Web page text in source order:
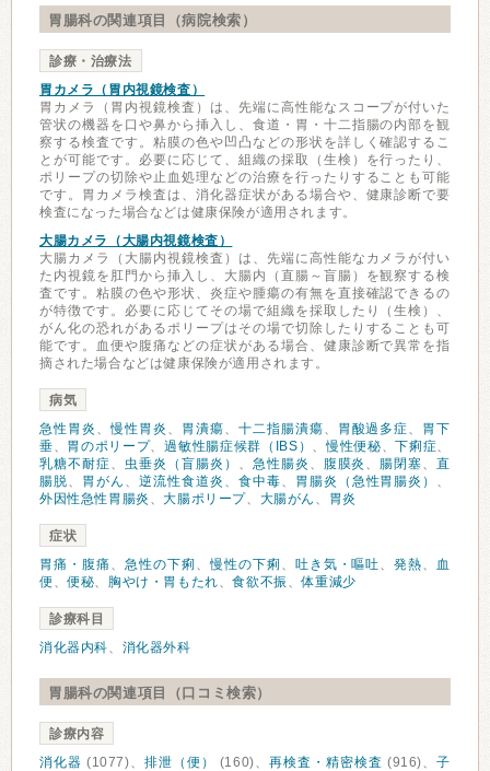
胃腸科の関連項目（病院検索）
診療・治療法
胃カメラ（胃内視鏡検査）
胃カメラ（胃内視鏡検査）は、先端に高性能なスコープが付いた
管状の機器を口や鼻から挿入し、食道・胃・十二指腸の内部を観
察する検査です。粘膜の色や凹凸などの形状を詳しく確認するこ
とが可能です。必要に応じて、組織の採取（生検）を行ったり、
ポリープの切除や止血処理などの治療を行ったりすることも可能
です。胃カメラ検査は、消化器症状がある場合や、健康診断で要
検査になった場合などは健康保険が適用されます。
大腸カメラ（大腸内視鏡検査）
大腸カメラ（大腸内視鏡検査）は、先端に高性能なカメラが付い
た内視鏡を肛門から挿入し、大腸内（直腸～盲腸）を観察する検
査です。粘膜の色や形状、炎症や腫瘍の有無を直接確認できるの
が特徴です。必要に応じてその場で組織を採取したり（生検）、
がん化の恐れがあるポリープはその場で切除したりすることも可
能です。血便や腹痛などの症状がある場合、健康診断で異常を指
摘された場合などは健康保険が適用されます。
病気
急性胃炎 、慢性胃炎 、 胃潰瘍、 十二指腸潰瘍、 胃酸過多症、 胃下
垂、 胃のポリープ、過敏性腸症候群（IBS） 、慢性便秘、下痢症、
乳糖不耐症、 虫垂炎（盲腸炎） 、 急性腸炎 、 腹膜炎 、 腸閉塞、直
腸脱、 胃がん 、 逆流性食道炎 、 食中毒、 胃腸炎（急性胃腸炎） 、
外因性急性胃腸炎 、大腸ポリープ、 大腸がん 、 胃炎
症状
胃痛・腹痛 、 急性の下痢 、慢性の下痢 、 吐き気・嘔吐、発熱、 血
便、便秘、 胸やけ・胃もたれ、食欲不振 、体重減少
診療科目
消化器内科、 消化器外科
胃腸科の関連項目（口コミ検索）
診療内容
消化器 (1077)、 排泄（便） (160)、再検査・精密検査 (916)、子